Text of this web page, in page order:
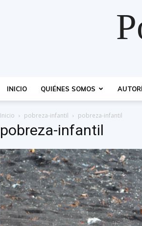
INICIO QUIÉNES SOMOS
Inicio pobreza-infantil pobreza-infantil
pobreza-infantil